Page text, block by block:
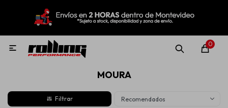
0

MOURA
Recomendados
MI CUENTA
Nuevo! Rolling Repuestos